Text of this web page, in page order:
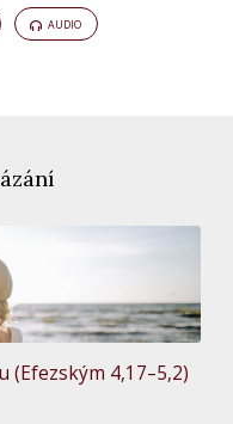
AUDIO
(Efezským 4,17–5,2)